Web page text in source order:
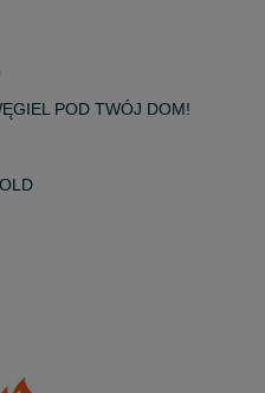
POD TWÓJ DOM!
Twardogóra Syców Kobyla